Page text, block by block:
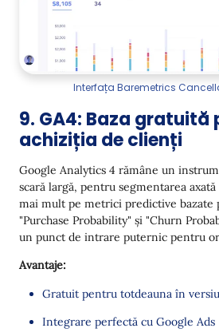
Interfața Baremetrics
9. GA4: Baza gratuită
achiziția de clienți
Google Analytics 4 rămâne un
scară largă, pentru segmentarea
mai mult pe metrici predictive bazate
"Purchase Probability" și "Churn
un punct de intrare puternic pentru
Avantaje:
Gratuit pentru totdeauna în
Integrare perfectă cu Google Ads